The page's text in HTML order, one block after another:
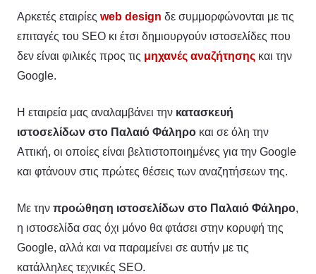
Αρκετές εταιρίες web design δε συμμορφώνονται με τις
επιταγές του SEO κι έτσι δημιουργούν ιστοσελίδες που
δεν είναι φιλικές προς τις μηχανές αναζήτησης και την
Google.
Η εταιρεία μας αναλαμβάνει την κατασκευή
ιστοσελίδων στο Παλαιό Φάληρο και σε όλη την
Αττική, οι οποίες είναι βελτιστοποιημένες για την Google
και φτάνουν στις πρώτες θέσεις των αναζητήσεων της.
Με την προώθηση ιστοσελίδων στο Παλαιό Φάληρο,
η ιστοσελίδα σας όχι μόνο θα φτάσει στην κορυφή της
Google, αλλά και να παραμείνει σε αυτήν με τις
κατάλληλες τεχνικές SEO.